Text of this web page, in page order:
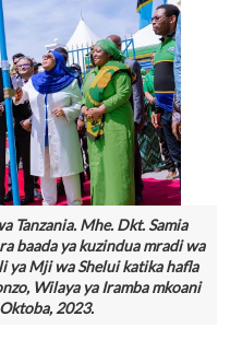
Tanzania. Mhe. Dkt. Samia
baada ya kuzindua mradi wa
Mji wa Shelui katika hafla
Wilaya ya Iramba mkoani
2023.